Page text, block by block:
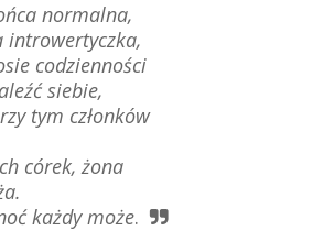
normalna,
introwertyczka,
codzienności
siebie,
tym członków
córek, żona
każdy może.